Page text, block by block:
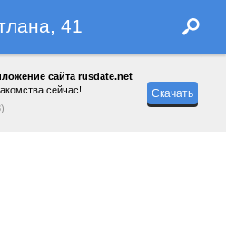
41
сайта rusdate.net
сейчас!
Скачать